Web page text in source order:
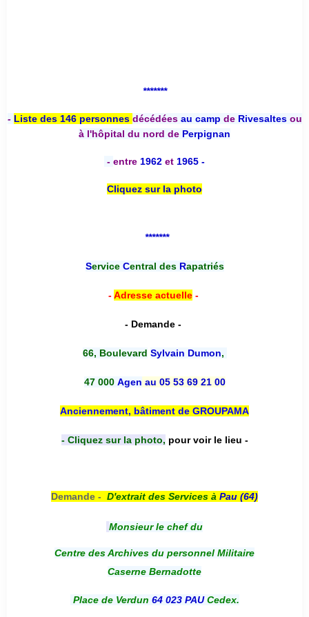
*******
- Liste des 146 personnes décédées au camp deRivesaltesou
à l'hôpital du nord de Perpignan
- entre 1962 et 1965 -
Cliquez sur la photo
*******
Service Central desRapatriés
-Adresse actuelle-
- Demande -
66, Boulevard Sylvain Dumon,
47 000 Agen au 05 53 69 21 00
Anciennement, bâtiment de GROUPAMA
- Cliquez sur la photo, pour voir le lieu -
Demande - D'extrait des Services à Pau (64)
Monsieur le chef du
Centre des Archives du personnel Militaire
Caserne Bernadotte
Place de Verdun 64 023 PAUCedex.